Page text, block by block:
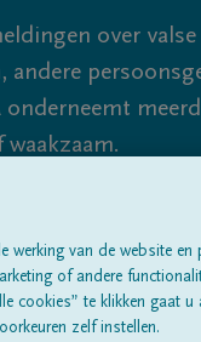
over
Over ons
werking van de website en
of andere
cookies” te klikken gaat u
zelf instellen.